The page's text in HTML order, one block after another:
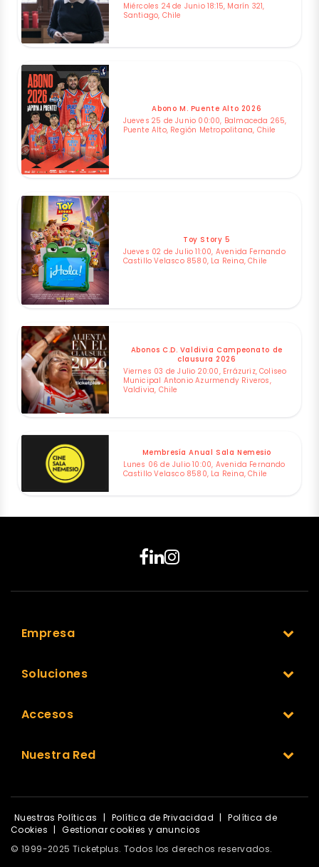
Miércoles 24 de Junio 18:15, Marín 321,
Santiago, Chile
Abono M. Puente Alto 2026
Jueves 25 de Junio 00:00, Balmaceda 265,
Puente Alto, Región Metropolitana, Chile
Toy Story 5
Jueves 02 de Julio 11:00, Avenida Fernando
Castillo Velasco 8580, La Reina, Chile
Abonos C.D. Valdivia Campeonato de
clausura 2026
Viernes 03 de Julio 20:00, Errázuriz, Coliseo
Municipal Antonio Azurmendy Riveros,
Valdivia, Chile
Membresía Anual Sala Nemesio
Lunes 06 de Julio 10:00, Avenida Fernando
Castillo Velasco 8580, La Reina, Chile
Empresa
Soluciones
Accesos
Nuestra Red
Nuestras Políticas | Política de Privacidad |
Política de
Cookies |
Gestionar cookies y anuncios
© 1999-2025 Ticketplus. Todos los derechos reservados.